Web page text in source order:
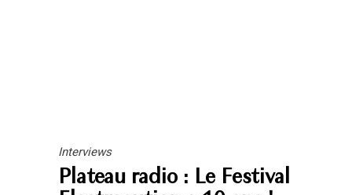
Interviews
Plateau radio : Le Festival